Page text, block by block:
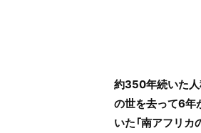
約350年続いた人
の世を去って6年
いた「南アフリ